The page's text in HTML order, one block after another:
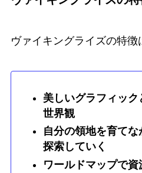
ヴァイキングライズの特徴
美しいグラフィッ
世界観
自分の領地を育て
探索していく
ワールドマップで